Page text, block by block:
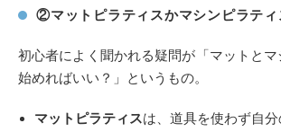
②マットピラティスかマシンピラティ
初心者によく聞かれる疑問が「マットと
始めればいい？」というもの。
マットピラティスは、道具を使わず自